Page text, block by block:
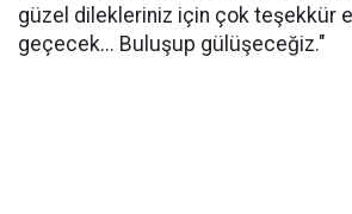
güzel dilekleriniz için çok teşekkür
geçecek... Buluşup gülüşeceğiz."